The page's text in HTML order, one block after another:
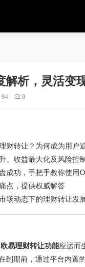
解析，灵活变
84 0
财转让？为何成为用户
、收益最大化及风险控
成功，手把手教你使用
点，提供权威解答
场动态下的理财转让发
欧易理财转让功能应运而
到期前，通过平台内置